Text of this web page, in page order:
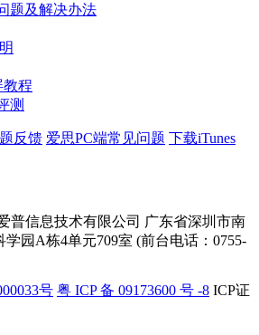
题及解决办法
教程
测
反馈 爱思PC端常见问题 下载iTunes
普信息技术有限公司 广东省深圳市南
园A栋4单元709室 (前台电话：0755-
号 粤 ICP 备 09173600 号 -8 ICP证